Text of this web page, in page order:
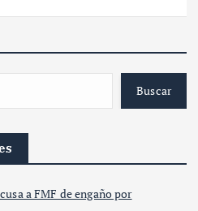
Buscar
a FMF de engaño por